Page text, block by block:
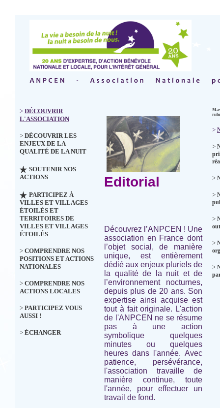
> DÉCOUVRIR
L'ASSOCIATION
> DÉCOUVRIR LES
ENJEUX DE LA
QUALITÉ DE LA NUIT
SOUTENIR NOS
ACTIONS
PARTICIPEZ À
VILLES ET VILLAGES
ÉTOILÉS ET
TERRITOIRES DE
VILLES ET VILLAGES
ÉTOILÉS
> COMPRENDRE NOS
POSITIONS ET ACTIONS
NATIONALES
> COMPRENDRE NOS
ACTIONS LOCALES
> PARTICIPEZ VOUS
AUSSI !
> ÉCHANGER
Editorial
Découvrez l’ANPCEN ! Une
association en France dont
l’objet social, de manière
unique, est entièrement
dédié aux enjeux pluriels de
la qualité de la nuit et de
l’environnement nocturnes,
depuis plus de 20 ans. Son
expertise ainsi acquise est
tout à fait originale. L'action
de l'ANPCEN ne se résume
pas à une action
symbolique quelques
minutes ou quelques
heures dans l'année. Avec
patience, persévérance,
l'association travaille de
manière continue, toute
l'année, pour effectuer un
travail de fond.
>
>
>
>
>
>
>